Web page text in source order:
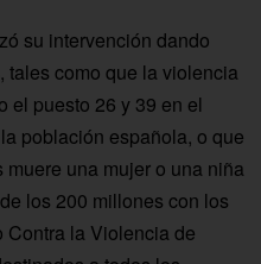
su intervención dando
tales como que la violencia
el puesto 26 y 39 en el
población española, o que
una mujer o una niña
los 200 millones con los
Contra la Violencia de